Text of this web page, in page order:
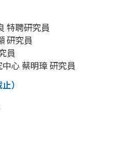
特聘研究員
研究員
員
心 蔡明璋 研究員
）